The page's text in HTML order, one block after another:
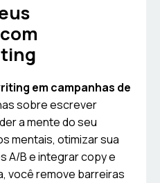
em campanhas de
sobre escrever
a mente do seu
mentais, otimizar sua
A/B e integrar copy e
você remove barreiras